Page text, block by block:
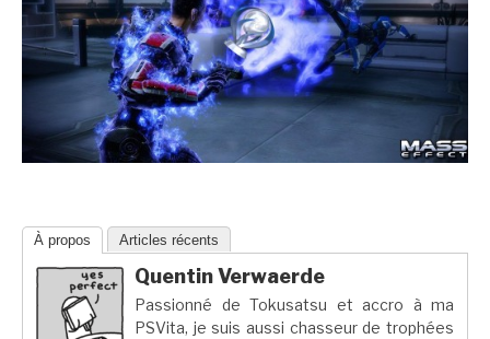
À propos Articles récents
Quentin Verwaerde
Passionné de Tokusatsu et accro à ma
PSVita, je suis aussi chasseur de trophées